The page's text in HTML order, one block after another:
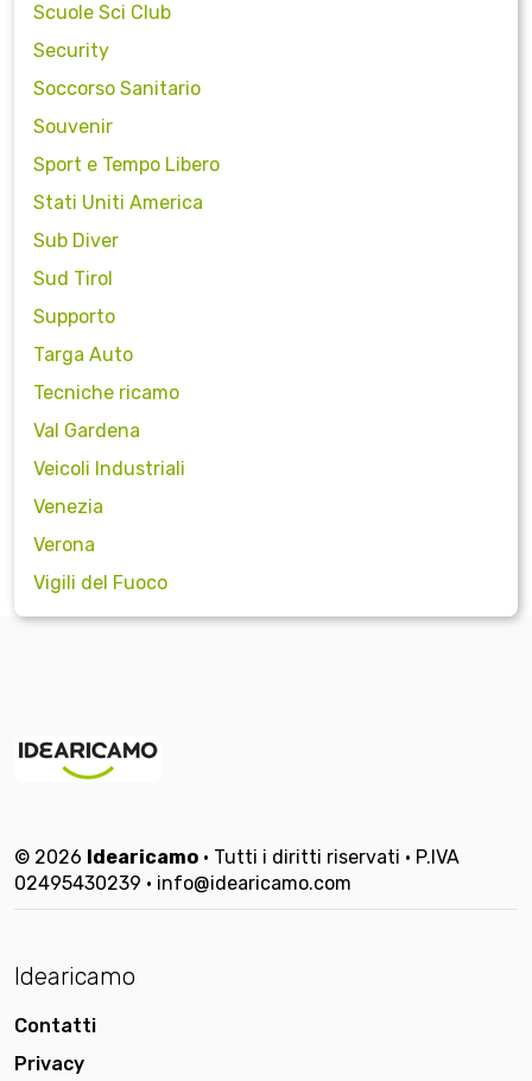
Scuole Sci Club
Security
Soccorso Sanitario
Souvenir
Sport e Tempo Libero
Stati Uniti America
Sub Diver
Sud Tirol
Supporto
Targa Auto
Tecniche ricamo
Val Gardena
Veicoli Industriali
Venezia
Verona
Vigili del Fuoco
© 2026 Idearicamo • Tutti i diritti riservati • P.IVA
02495430239 • info@idearicamo.com
Idearicamo
Contatti
Privacy